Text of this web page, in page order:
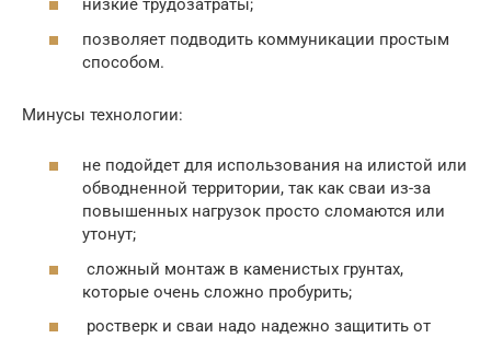
низкие трудозатраты;
позволяет подводить коммуникации простым
способом.
Минусы технологии:
не подойдет для использования на илистой или
обводненной территории, так как сваи из-за
повышенных нагрузок просто сломаются или
утонут;
сложный монтаж в каменистых грунтах,
которые очень сложно пробурить;
ростверк и сваи надо надежно защитить от